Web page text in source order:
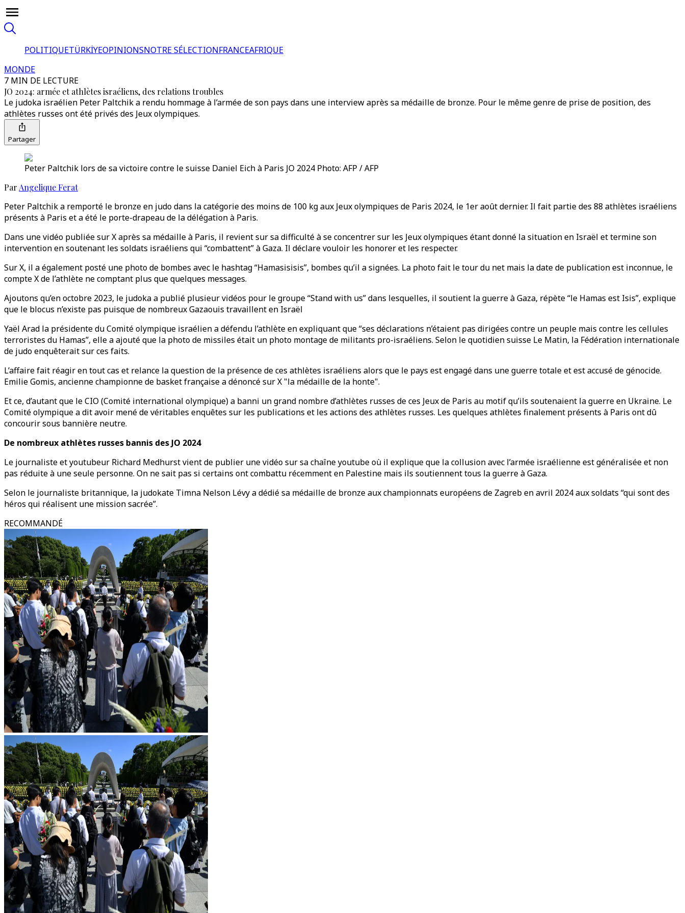
POLITIQUETÜRKİYEOPINIONSNOTRE SÉLECTIONFRANCEAFRIQUE
MONDE
7 MIN DE LECTURE
JO 2024: armée et athlètes israéliens, des relations troubles
Le judoka israélien Peter Paltchik a rendu hommage à l’armée de son pays dans une interview après sa médaille de bronze. Pour le même genre de prise de position, des
athlètes russes ont été privés des Jeux olympiques.
Partager
Peter Paltchik lors de sa victoire contre le suisse Daniel Eich à Paris JO 2024 Photo: AFP / AFP
Par Angelique Ferat
Peter Paltchik a remporté le bronze en judo dans la catégorie des moins de 100 kg aux Jeux olympiques de Paris 2024, le 1er août dernier. Il fait partie des 88 athlètes israéliens
présents à Paris et a été le porte-drapeau de la délégation à Paris.
Dans une vidéo publiée sur X après sa médaille à Paris, il revient sur sa difficulté à se concentrer sur les Jeux olympiques étant donné la situation en Israël et termine son
intervention en soutenant les soldats israéliens qui “combattent” à Gaza. Il déclare vouloir les honorer et les respecter.
Sur X, il a également posté une photo de bombes avec le hashtag “Hamasisisis”, bombes qu’il a signées. La photo fait le tour du net mais la date de publication est inconnue, le
compte X de l’athlète ne comptant plus que quelques messages.
Ajoutons qu’en octobre 2023, le judoka a publié plusieur vidéos pour le groupe “Stand with us” dans lesquelles, il soutient la guerre à Gaza, répète “le Hamas est Isis”, explique
que le blocus n’existe pas puisque de nombreux Gazaouis travaillent en Israël
Yaël Arad la présidente du Comité olympique israélien a défendu l’athlète en expliquant que “ses déclarations n’étaient pas dirigées contre un peuple mais contre les cellules
terroristes du Hamas”, elle a ajouté que la photo de missiles était un photo montage de militants pro-israéliens. Selon le quotidien suisse Le Matin, la Fédération internationale
de judo enquêterait sur ces faits.
L’affaire fait réagir en tout cas et relance la question de la présence de ces athlètes israéliens alors que le pays est engagé dans une guerre totale et est accusé de génocide.
Emilie Gomis, ancienne championne de basket française a dénoncé sur X "la médaille de la honte".
Et ce, d’autant que le CIO (Comité international olympique) a banni un grand nombre d’athlètes russes de ces Jeux de Paris au motif qu’ils soutenaient la guerre en Ukraine. Le
Comité olympique a dit avoir mené de véritables enquêtes sur les publications et les actions des athlètes russes. Les quelques athlètes finalement présents à Paris ont dû
concourir sous bannière neutre.
De nombreux athlètes russes bannis des JO 2024
Le journaliste et youtubeur Richard Medhurst vient de publier une vidéo sur sa chaîne youtube où il explique que la collusion avec l’armée israélienne est généralisée et non
pas réduite à une seule personne. On ne sait pas si certains ont combattu récemment en Palestine mais ils soutiennent tous la guerre à Gaza.
Selon le journaliste britannique, la judokate Timna Nelson Lévy a dédié sa médaille de bronze aux championnats européens de Zagreb en avril 2024 aux soldats “qui sont des
héros qui réalisent une mission sacrée”.
RECOMMANDÉ